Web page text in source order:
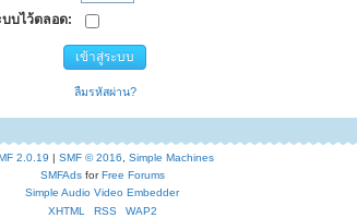
บไว้ตลอด:
ลืมรหัสผ่าน?
2.0.19 | SMF © 2016
Simple Machines
SMFAdsforFree Forums
Simple Audio Video Embedder
XHTML
RSS WAP2